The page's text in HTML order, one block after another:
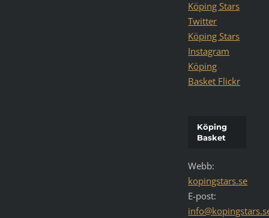
Köping Stars
Twitter
Köping Stars
Instagram
Köping
Basket Flickr
Köping
Basket
Webb:
kopingstars.se
E-post: